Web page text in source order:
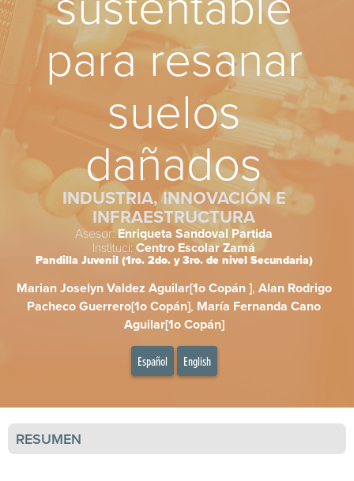
para resanar
suelos
dañados
INDUSTRIA, INNOVACIÓN E
INFRAESTRUCTURA
Asesor: Enriqueta Sandoval Partida
Instituci: Centro Escolar Zamá
Pandilla Juvenil (1ro. 2do. y 3ro. de nivel Secundaria)
Marian Joselyn Valdez Aguilar[1o Copán ], Alan Rodrigo
Pacheco Guerrero[1o Copán], María Fernanda Cano
Aguilar[1o Copán]
Español English
RESUMEN